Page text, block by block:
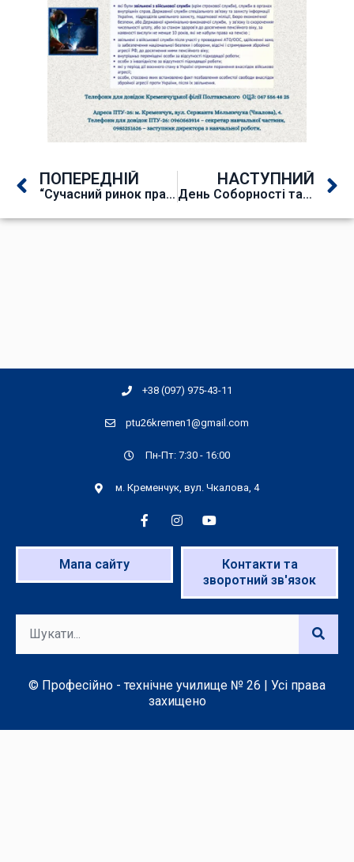
ПОПЕРЕДНІЙ
“Сучасний ринок праці та техніка пошуку роботи”
НАСТУПНИЙ
День Соборності та Свободи України
+38 (097) 975-43-11
ptu26kremen1@gmail.com
Пн-Пт: 7:30 - 16:00
м. Кременчук, вул. Чкалова, 4
Мапа сайту
Контакти та
зворотний зв'язок
© Професійно - технічне училище № 26 | Усі права
захищено